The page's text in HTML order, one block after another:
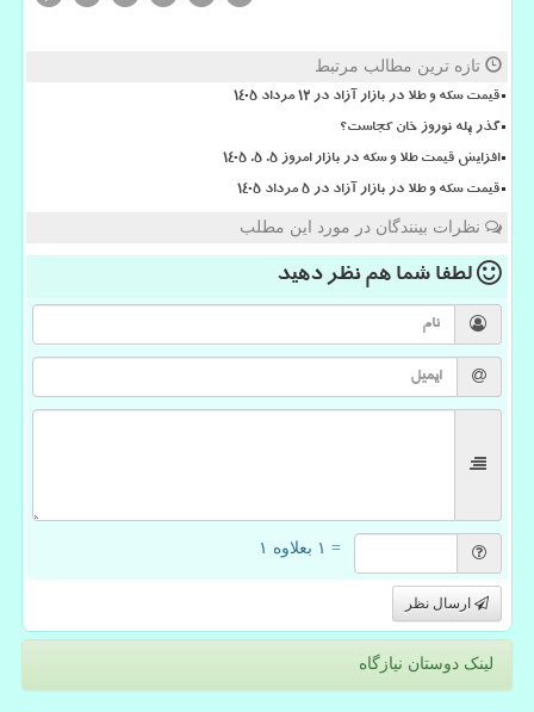
تازه ترین مطالب مرتبط
قیمت سکه و طلا در بازار آزاد در ۱۲ مرداد ۱۴۰۵
گذر پله نوروز خان کجاست؟
افزایش قیمت طلا و سکه در بازار امروز ۵. ۵. ۱۴۰۵
قیمت سکه و طلا در بازار آزاد در ۵ مرداد ۱۴۰۵
نظرات بینندگان در مورد این مطلب
لطفا شما همنظر دهید
= ۱ بعلاوه ۱
ارسال نظر
لینک دوستان نیازگاه